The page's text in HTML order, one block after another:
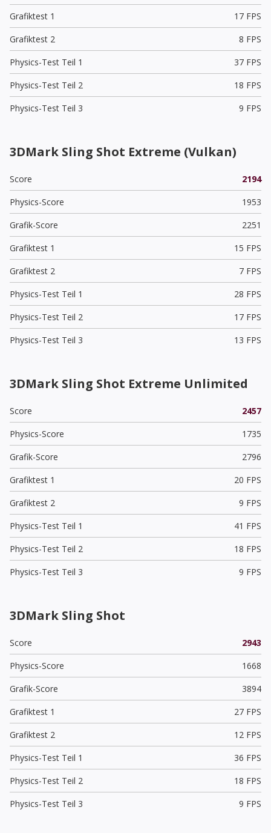
Grafiktest 1
17 FPS
Grafiktest 2
8 FPS
Physics-Test Teil 1
37 FPS
Physics-Test Teil 2
18 FPS
Physics-Test Teil 3
9 FPS
3DMark Sling Shot Extreme (Vulkan)
Score
2194
Physics-Score
1953
Grafik-Score
2251
Grafiktest 1
15 FPS
Grafiktest 2
7 FPS
Physics-Test Teil 1
28 FPS
Physics-Test Teil 2
17 FPS
Physics-Test Teil 3
13 FPS
3DMark Sling Shot Extreme Unlimited
Score
2457
Physics-Score
1735
Grafik-Score
2796
Grafiktest 1
20 FPS
Grafiktest 2
9 FPS
Physics-Test Teil 1
41 FPS
Physics-Test Teil 2
18 FPS
Physics-Test Teil 3
9 FPS
3DMark Sling Shot
Score
2943
Physics-Score
1668
Grafik-Score
3894
Grafiktest 1
27 FPS
Grafiktest 2
12 FPS
Physics-Test Teil 1
36 FPS
Physics-Test Teil 2
18 FPS
Physics-Test Teil 3
9 FPS